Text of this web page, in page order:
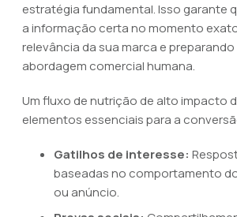
estratégia fundamental. Isso garante
a informação certa no momento
relevância da sua marca e
abordagem comercial humana.
Um fluxo de nutrição de alto impacto
elementos essenciais para a
Gatilhos de interesse:
baseadas no comportamento
ou anúncio.